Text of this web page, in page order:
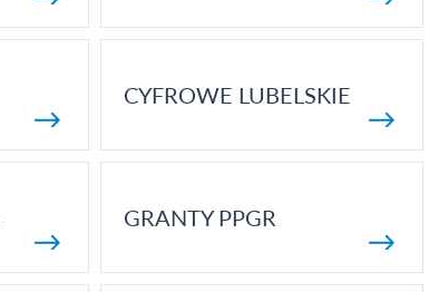
CYFROWE LUBELSKIE
GRANTY PPGR